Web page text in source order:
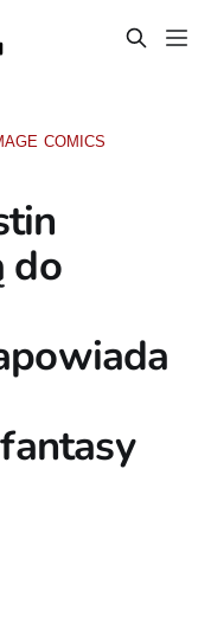
COMICS
do